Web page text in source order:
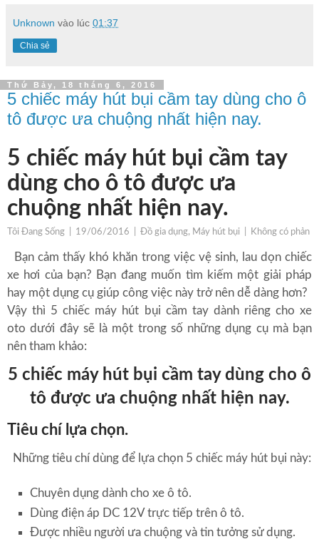
Unknown vào lúc 01:37
Chia sẻ
Thứ Bảy, 18 tháng 6, 2016
5 chiếc máy hút bụi cầm tay dùng cho ô
tô được ưa chuộng nhất hiện nay.
5 chiếc máy hút bụi cầm tay
dùng cho ô tô được ưa
chuộng nhất hiện nay.
Tôi Đang Sống 19/06/2016 Đồ gia dụng, Máy hút bụi Không có phản
Bạn cảm thấy khó khăn trong việc vệ sinh, lau dọn chiếc
xe hơi của bạn? Bạn đang muốn tìm kiếm một giải pháp
hay một dụng cụ giúp công việc này trở nên dễ dàng hơn?
Vậy thì 5 chiếc máy hút bụi cầm tay dành riêng cho xe
oto dưới đây sẽ là một trong số những dụng cụ mà bạn
nên tham khảo:
5 chiếc máy hút bụi cầm tay dùng cho ô
tô được ưa chuộng nhất hiện nay.
Tiêu chí lựa chọn.
Những tiêu chí dùng để lựa chọn 5 chiếc máy hút bụi này:
Chuyên dụng dành cho xe ô tô.
Dùng điện áp DC 12V trực tiếp trên ô tô.
Được nhiều người ưa chuộng và tin tưởng sử dụng.